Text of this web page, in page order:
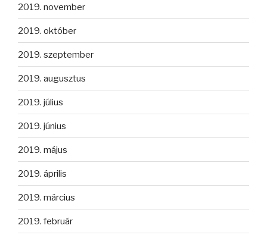
2019. november
2019. október
2019. szeptember
2019. augusztus
2019. július
2019. június
2019. május
2019. április
2019. március
2019. február